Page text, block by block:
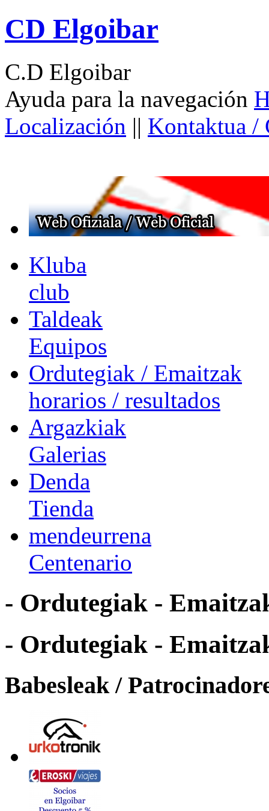
CD Elgoibar
C.D Elgoibar
Ayuda para la navegación
Localización || Kontaktua /
Kluba
club
Taldeak
Equipos
Ordutegiak / Emaitzak
horarios / resultados
Argazkiak
Galerias
Denda
Tienda
mendeurrena
Centenario
- Ordutegiak -
- Ordutegiak -
Babesleak /